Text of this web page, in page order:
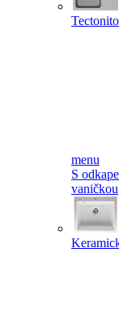
menu
S
vaničkou